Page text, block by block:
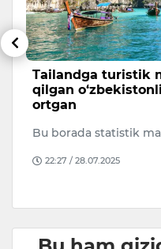
Tailandga turistik
qilgan
ortgan
Bu borada statistik
22:27 / 28.07.2025